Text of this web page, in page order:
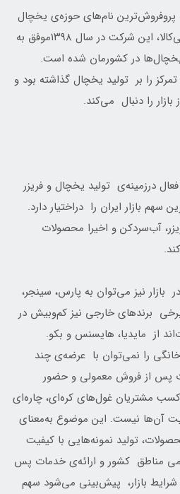
پروفروش‌ترین نام‌های حوزه‌ی یخچال
در ایران است. به‌گزارش دیجی‌کالا، این شرکت در سال ۱۳۹۸موفق به
در کشورمان شده است.
را بر تولید یخچال گذاشته بود و
را دنبال می‌کند.
درزمینه‌ی تولید یخچال و فریزر
سهم بازار ایران را دراختیار دارد.
آب‌سرد‌کن و اخیرا محصولات
بازار نیز می‌توان به پارس، سینجر،
برند‌های خارجی نیز کم‌و‌بیش در
از مایدیا، هایسنس و بکو.
خانگی را نمی‌توان با عرضه‌ی چند
پس از فروش معمولی و حضور
مشتریان غول‌های کره‌ای، چاره‌ای
آن‌ها نیست. این موضوع به‌معنای
تولید نمونه‌هایی با کیفیت
مناطق کشور و ارائه‌ی خدمات پس
بازار، پیش‌بینی می‌شود سهم